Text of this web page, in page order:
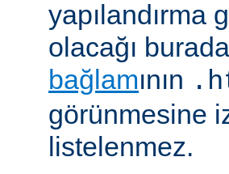
yapılandırma
olacağı
bağlamının
görünmesine
listelenmez.